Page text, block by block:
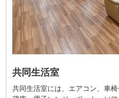
共同生活室
共同生活室には、エアコン、車